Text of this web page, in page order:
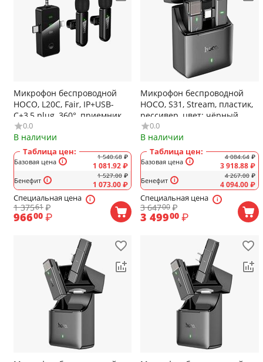
Микрофон беспроводной
HOCO, L20C, Fair, IP+USB-
C+3,5 plug, 360°, приемник,
микрофон 2 шт., цвет:
чёрный, 2 штуки
0.0
В наличии
Таблица цен:
Базовая цена
Бенефит
1 540.68 ₽
1 081.92₽
1 527.00 ₽
1 073.00₽
Специальная цена
1 37561 ₽
96600 ₽
Микрофон беспроводной
HOCO, S31, Stream, пластик,
рессивер, цвет: чёрный
0.0
В наличии
Таблица цен:
Базовая цена
Бенефит
4 084.64 ₽
3 918.88₽
4 267.00 ₽
4 094.00₽
Специальная цена
3 64700₽
3 49900 ₽